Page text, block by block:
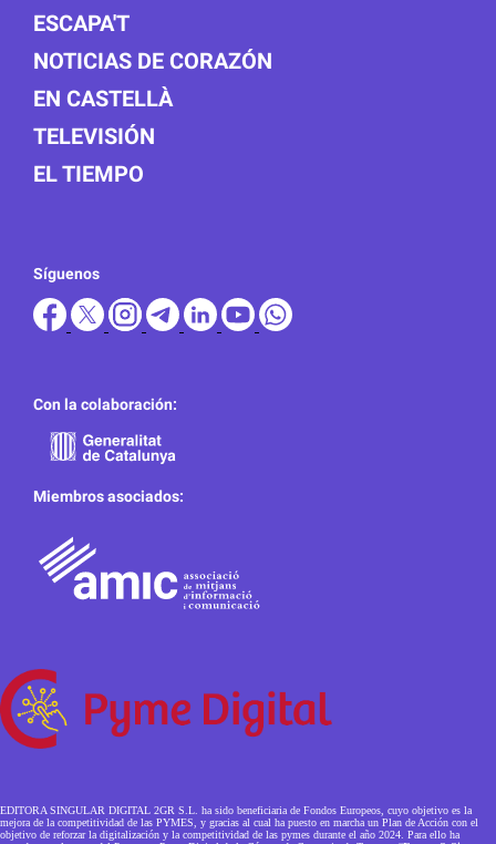
ESCAPA'T
NOTICIAS DE CORAZÓN
EN CASTELLÀ
TELEVISIÓN
EL TIEMPO
Síguenos
Con la colaboración:
Miembros asociados:
EDITORA SINGULAR DIGITAL 2GR S.L. ha sido beneficiaria de Fondos Europeos, cuyo objetivo es la
mejora de la competitividad de las PYMES, y gracias al cual ha puesto en marcha un Plan de Acción con el
objetivo de reforzar la digitalización y la competitividad de las pymes durante el año 2024. Para ello ha